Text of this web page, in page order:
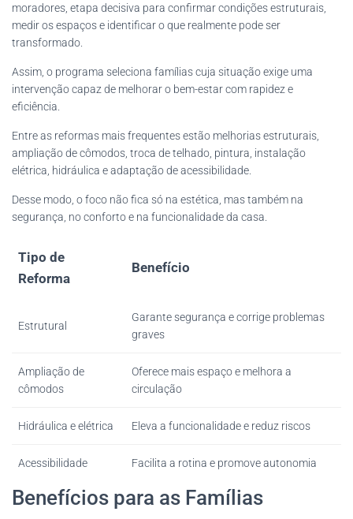
moradores, etapa decisiva para confirmar condições estruturais,
medir os espaços e identificar o que realmente pode ser
transformado.
Assim, o programa seleciona famílias cuja situação exige uma
intervenção capaz de melhorar o bem-estar com rapidez e
eficiência.
Entre as reformas mais frequentes estão melhorias estruturais,
ampliação de cômodos, troca de telhado, pintura, instalação
elétrica, hidráulica e adaptação de acessibilidade.
Desse modo, o foco não fica só na estética, mas também na
segurança, no conforto e na funcionalidade da casa.
Tipo de
Reforma
Benefício
Estrutural
Garante segurança e corrige problemas
graves
Ampliação de
cômodos
Oferece mais espaço e melhora a
circulação
Hidráulica e elétrica Eleva a funcionalidade e reduz riscos
Acessibilidade Facilita a rotina e promove autonomia
Benefícios para as Famílias